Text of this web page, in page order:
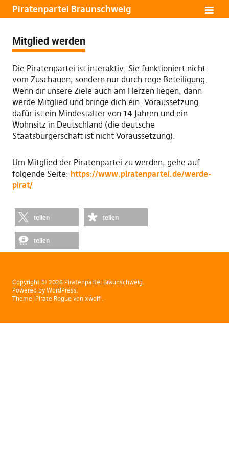
Piratenpartei Braunschweig
Mitglied werden
Die Piratenpartei ist interaktiv. Sie funktioniert nicht
vom Zuschauen, sondern nur durch rege Beteiligung.
Wenn dir unsere Ziele auch am Herzen liegen, dann
werde Mitglied und bringe dich ein. Voraussetzung
dafür ist ein Mindestalter von 14 Jahren und ein
Wohnsitz in Deutschland (die deutsche
Staatsbürgerschaft ist nicht Voraussetzung).
Um Mitglied der Piratenpartei zu werden, gehe auf
folgende Seite: https://www.piratenpartei.de/werde-
pirat/
teilen teilen
teilen
Copyright © 2026 Piratenpartei Braunschweig
Powered by WordPress
Theme: Pirate Rogue von xwolf